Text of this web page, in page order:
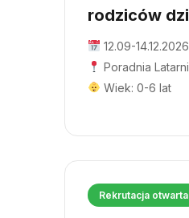
rodziców
12.09-14.12.2026
Poradnia
Wiek: 0-6 lat
Rekrutacja otwarta